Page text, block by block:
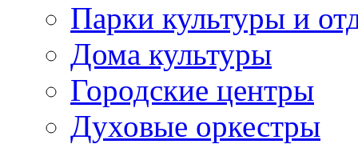
Парки культуры и
Дома культуры
Городские центры
Духовые оркестры